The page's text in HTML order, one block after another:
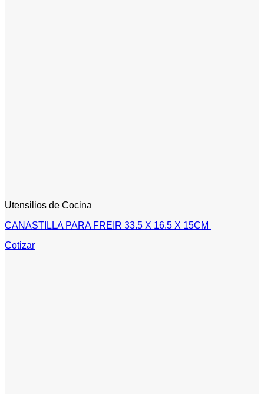
Utensilios de Cocina
CANASTILLA PARA FREIR 33.5 X 16.5 X 15CM
Cotizar